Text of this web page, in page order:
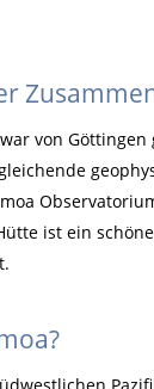
von
ist ein